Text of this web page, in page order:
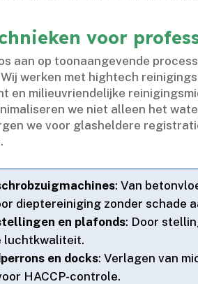
voor
aan op toonaangevende
werken met hightech
en milieuvriendelijke
we niet alleen het
we voor glasheldere
: Van
dieptereiniging zonder schade
en plafonds: Door
luchtkwaliteit.​
en docks: Verlagen van
HACCP-controle.​